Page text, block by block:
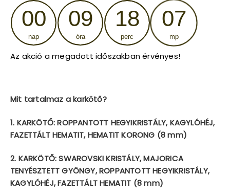
was:
10
990 Ft.
is:
7
693 Ft.
00
nap
09
óra
18
perc
06
mp
Az akció a megadott időszakban érvényes!
Mit tartalmaz a karkötő?
1. KARKÖTŐ: ROPPANTOTT HEGYIKRISTÁLY, KAGYLÓHÉJ,
FAZETTÁLT HEMATIT, HEMATIT KORONG (8 mm)
2. KARKÖTŐ: SWAROVSKI KRISTÁLY, MAJORICA
TENYÉSZTETT GYÖNGY, ROPPANTOTT HEGYIKRISTÁLY,
KAGYLÓHÉJ, FAZETTÁLT HEMATIT (8 mm)